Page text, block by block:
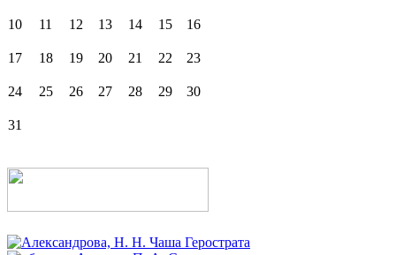
10 11 12 13 14 15 16
17 18 19 20 21 22 23
24 25 26 27 28 29 30
31